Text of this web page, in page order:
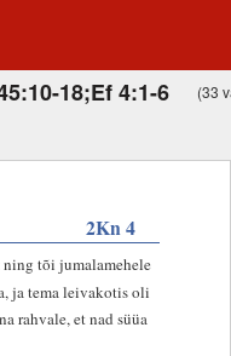
18;Ef 4:1-6 (33
2Kn 4
ning tõi jumalamehele
ja tema leivakotis oli
rahvale, et nad süüa